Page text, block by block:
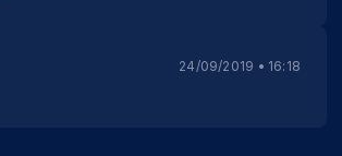
24/09/2019 • 16:18